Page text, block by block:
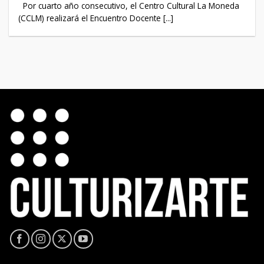
Por cuarto año consecutivo, el Centro Cultural La Moneda
(CCLM) realizará el Encuentro Docente [...]